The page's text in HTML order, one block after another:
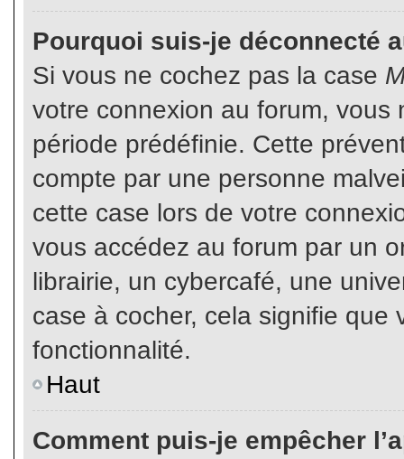
Pourquoi suis-je déconnecté
Si vous ne cochez pas la case
votre connexion au forum,
période prédéfinie. Cette
compte par une personne
cette case lors de votre
vous accédez au forum par un
librairie, un cybercafé, une
case à cocher, cela signifie que
fonctionnalité.
Haut
Comment puis-je empêcher